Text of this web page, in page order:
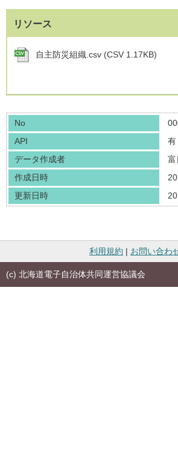
リソース
自主防災組織.csv (CSV 1.17KB)
No
API
有
データ作成者
富
作成日時
更新日時
利用規約 | お問い合わ
(c) 北海道電子自治体共同運営協議会